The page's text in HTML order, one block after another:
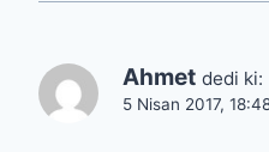
Ahmet dedi ki:
5 Nisan 2017,